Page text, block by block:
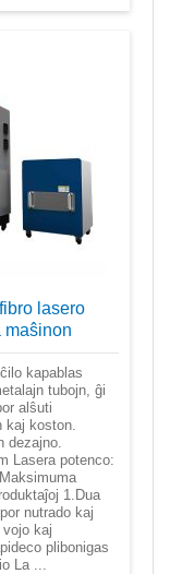
lasero
maŝinon
kapablas
tubojn, ĝi
alŝuti
kaj koston.
dezajno.
Lasera potenco:
1.Dua
nutrado kaj
kaj
plibonigas
La ...